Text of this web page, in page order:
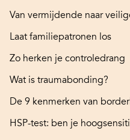
Van vermijdende naar
Laat familiepatronen los
Zo herken je controledrang
Wat is traumabonding?
De 9 kenmerken van
HSP-test: ben je